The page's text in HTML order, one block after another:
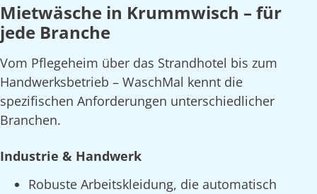
Mietwäsche in Krummwisch – für
jede Branche
Vom Pflegeheim über das Strandhotel bis zum
Handwerksbetrieb – WaschMal kennt die
spezifischen Anforderungen unterschiedlicher
Branchen.
Industrie & Handwerk
Robuste Arbeitskleidung, die automatisch